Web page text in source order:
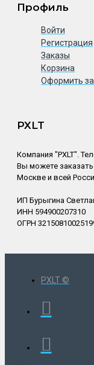
Профиль
Войти
Регистрация
Заказы
Корзина
Оформить
PXLT
Компания "PXLT".
Вы можете заказать
Москве и всей
ИП Бурыгина
ИНН 594900207310
ОГРН
PXLT ©